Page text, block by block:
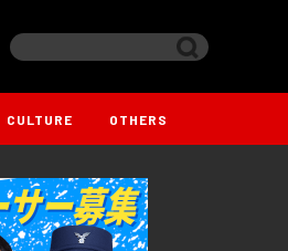
CULTURE OTHERS